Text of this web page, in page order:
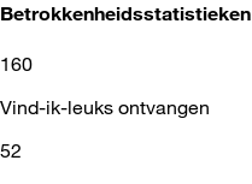
Betrokkenheidsstatistieken
160
Vind-ik-leuks ontvangen
52